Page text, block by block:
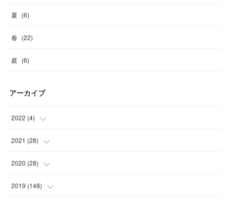
夏 (6)
春 (22)
庭 (6)
アーカイブ
2022 (4)
(1
(3
2021 (28)
(6
(3)
2020 (28)
(1)
2019 (148)